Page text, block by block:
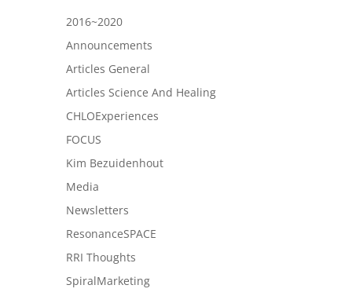
2016~2020
Announcements
Articles General
Articles Science And Healing
CHLOExperiences
FOCUS
Kim Bezuidenhout
Media
Newsletters
ResonanceSPACE
RRI Thoughts
SpiralMarketing